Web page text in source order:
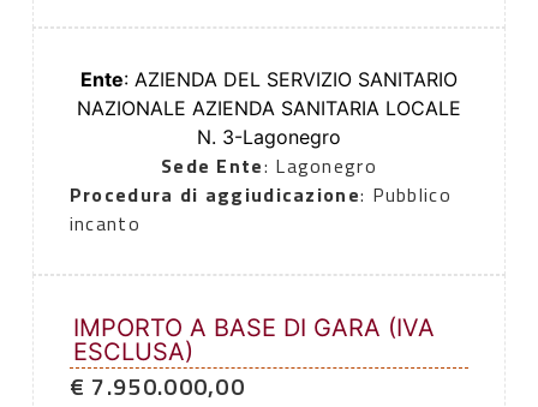
Ente: AZIENDA DEL SERVIZIO SANITARIO
NAZIONALE AZIENDA SANITARIA LOCALE
N. 3-Lagonegro
Sede Ente: Lagonegro
Procedura di aggiudicazione: Pubblico
incanto
IMPORTO A BASE DI GARA (IVA
ESCLUSA)
€ 7.950.000,00